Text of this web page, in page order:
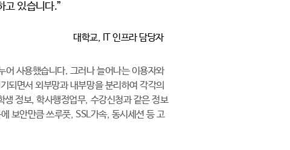
고 있습니다.”
대학교, IT 인프라 담당자
사용했습니다. 그러나 늘어나는 이용자와
되면서 외부망과 내부망을 분리하여 각각의
정보, 학사행정업무, 수강신청과 같은 정보
보안만큼 쓰루풋, SSL가속, 동시세션 등 고